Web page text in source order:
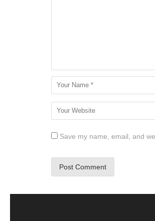
Save my name, email, and